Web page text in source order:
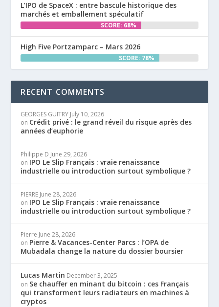
L’IPO de SpaceX : entre bascule historique des
marchés et emballement spéculatif
SCORE: 68%
High Five Portzamparc – Mars 2026
SCORE: 78%
RECENT COMMENTS
GEORGES GUITRY July 10, 2026
on Crédit privé : le grand réveil du risque après des
années d’euphorie
Philippe D June 29, 2026
on IPO Le Slip Français : vraie renaissance
industrielle ou introduction surtout symbolique ?
PIERRE June 28, 2026
on IPO Le Slip Français : vraie renaissance
industrielle ou introduction surtout symbolique ?
Pierre June 28, 2026
on Pierre & Vacances-Center Parcs : l’OPA de
Mubadala change la nature du dossier boursier
Lucas Martin December 3, 2025
on Se chauffer en minant du bitcoin : ces Français
qui transforment leurs radiateurs en machines à
cryptos